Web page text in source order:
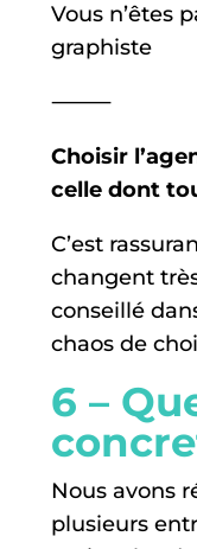
Vous n’êtes
graphiste
⸻
Choisir
celle dont
C’est
changent
conseillé
chaos de
6 –
Nous avons
plusieurs